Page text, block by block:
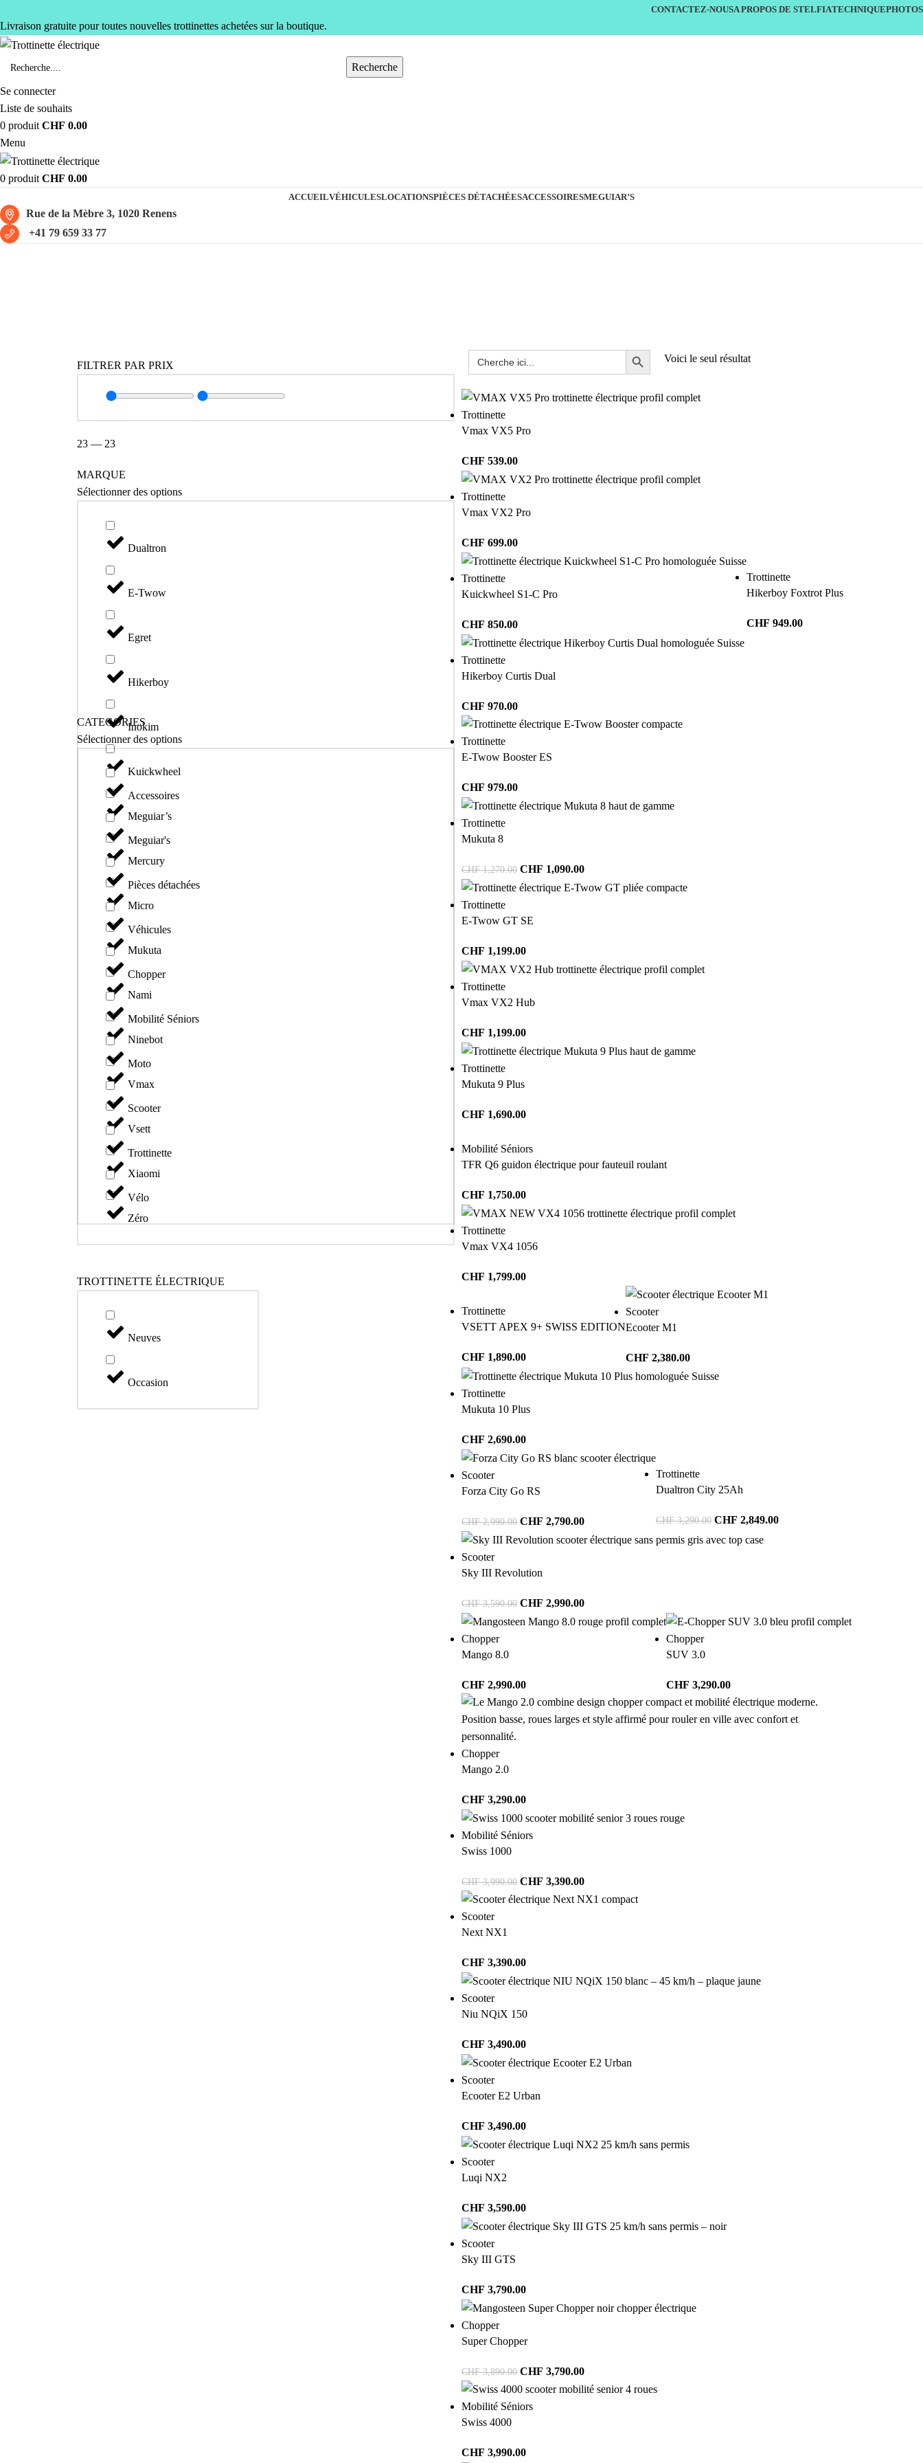
CONTACTEZ-NOUSA PROPOS DE STELFIATECHNIQUEPHOTOS
Livraison gratuite pour toutes nouvelles trottinettes achetées sur la boutique.
Recherche
Se connecter
Liste de souhaits
0 produit CHF 0.00
Menu
0 produit CHF 0.00
ACCUEILVÉHICULESLOCATIONSPIÈCES DÉTACHÉESACCESSOIRESMEGUIAR’S
Rue de la Mèbre 3, 1020 Renens
+41 79 659 33 77
FILTRER PAR PRIX
23 — 23
MARQUE
Sélectionner des options
Dualtron
E-Twow
Egret
Hikerboy
Inokim
Kuickwheel
Meguiar’s
Mercury
Micro
Mukuta
Nami
Ninebot
Vmax
Vsett
Xiaomi
Zéro
CATEGORIES
Sélectionner des options
Accessoires
Meguiar's
Pièces détachées
Véhicules
Chopper
Mobilité Séniors
Moto
Scooter
Trottinette
Vélo
TROTTINETTE ÉLECTRIQUE
Neuves
Occasion
Voici le seul résultat
Trottinette
Vmax VX5 Pro
CHF 539.00
Trottinette
Vmax VX2 Pro
CHF 699.00
Trottinette
Kuickwheel S1-C Pro
CHF 850.00
Trottinette
Hikerboy Foxtrot Plus
CHF 949.00
Trottinette
Hikerboy Curtis Dual
CHF 970.00
Trottinette
E-Twow Booster ES
CHF 979.00
Trottinette
Mukuta 8
CHF1,270.00 CHF 1,090.00
Trottinette
E-Twow GT SE
CHF 1,199.00
Trottinette
Vmax VX2 Hub
CHF 1,199.00
Trottinette
Mukuta 9 Plus
CHF 1,690.00
Mobilité Séniors
TFR Q6 guidon électrique pour fauteuil roulant
CHF 1,750.00
Trottinette
Vmax VX4 1056
CHF 1,799.00
Trottinette
VSETT APEX 9+ SWISS EDITION
CHF 1,890.00
Scooter
Ecooter M1
CHF 2,380.00
Trottinette
Mukuta 10 Plus
CHF 2,690.00
Scooter
Forza City Go RS
CHF2,990.00 CHF 2,790.00
Trottinette
Dualtron City 25Ah
CHF3,290.00 CHF 2,849.00
Scooter
Sky III Revolution
CHF3,590.00 CHF 2,990.00
Chopper
Mango 8.0
CHF 2,990.00
Chopper
SUV 3.0
CHF 3,290.00
Chopper
Mango 2.0
CHF 3,290.00
Mobilité Séniors
Swiss 1000
CHF3,990.00 CHF 3,390.00
Scooter
Next NX1
CHF 3,390.00
Scooter
Niu NQiX 150
CHF 3,490.00
Scooter
Ecooter E2 Urban
CHF 3,490.00
Scooter
Luqi NX2
CHF 3,590.00
Scooter
Sky III GTS
CHF 3,790.00
Chopper
Super Chopper
CHF3,890.00 CHF 3,790.00
Mobilité Séniors
Swiss 4000
CHF 3,990.00